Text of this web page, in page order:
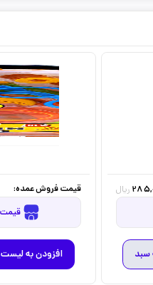
ریال
سبد
قیمت فروش عمده:
قیمت تامین‌کنندگان دیگر
افزودن به لیست